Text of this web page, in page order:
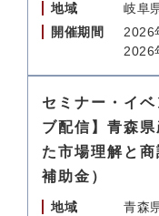
地域
岐阜
開催期間
2026
2026
セミナー・イ
ブ配信】青森
た市場理解と
補助金）
地域
青森